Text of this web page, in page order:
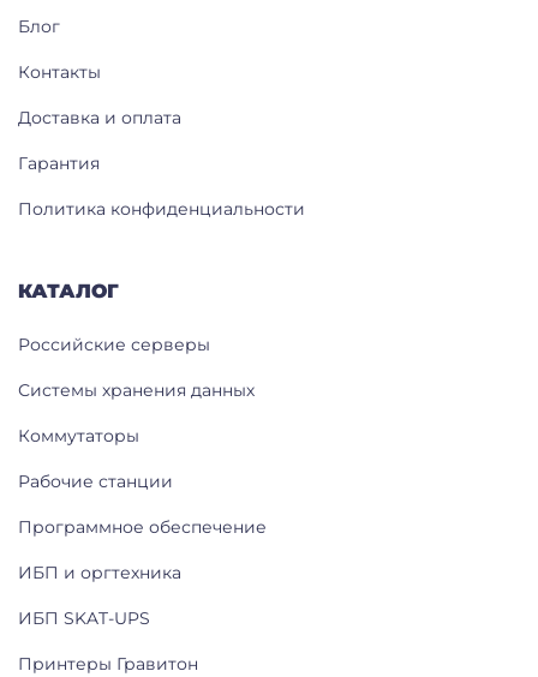
КАТАЛОГ
Российские серверы
Системы хранения данных
Коммутаторы
Рабочие станции
Программное обеспечение
ИБП и оргтехника
ИБП SKAT-UPS
Принтеры Гравитон
Блог
Контакты
Доставка и оплата
Гарантия
Политика конфиденциальности